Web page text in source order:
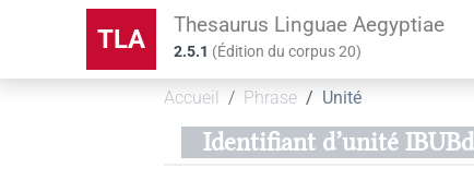
TLA Thesaurus Linguae Aegyptiae
2.5.1 (Édition du corpus20)
Accueil Phrase Unité
Identifiant d’unité